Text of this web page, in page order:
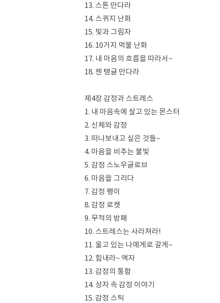
13. 스톤 만다라
14. 스퀴지 난화
15. 빛과 그림자
16. 10가지 먹물 난화
17. 내 마음의 흐름을 따라서~
18. 젠 탱글 만다라
제4장 감정과 스트레스
1. 내 마음속에 살고 있는 몬스터
2. 신체와 감정
3. 떠나보내고 싶은 것들~
4. 마음을 비추는 불빛
5. 감정 스노우글로브
6. 마음을 그리다
7. 감정 팽이
8. 감정 로켓
9. 무적의 방패
10. 스트레스는 사라져라!
11. 울고 있는 나에게로 갈게~
12. 힘내라~ 액자
13. 감정의 통합
14. 상자 속 감정 이야기
15. 감정 스틱